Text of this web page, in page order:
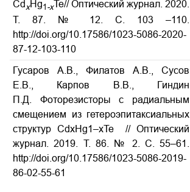
CdxHg1 -xTe// Оптический журнал . 2020.
Т. 87. № 12. С. 103
–110.
http://doi.org/10.17586/1023-5086-2020-
87-12-103-110
Гусаров А.В., Филатов А.В., Сусов
Е.В., Карпов В.В., Гиндин
П.Д. Фоторезисторы с радиальным
смещением из гетероэпитаксиальных
структур CdxHg1–xTe// Оптический
журнал. 2019. Т. 86. № 2. С. 55–61.
http://doi.org/10.17586/1023-5086-2019-
86-02-55-61